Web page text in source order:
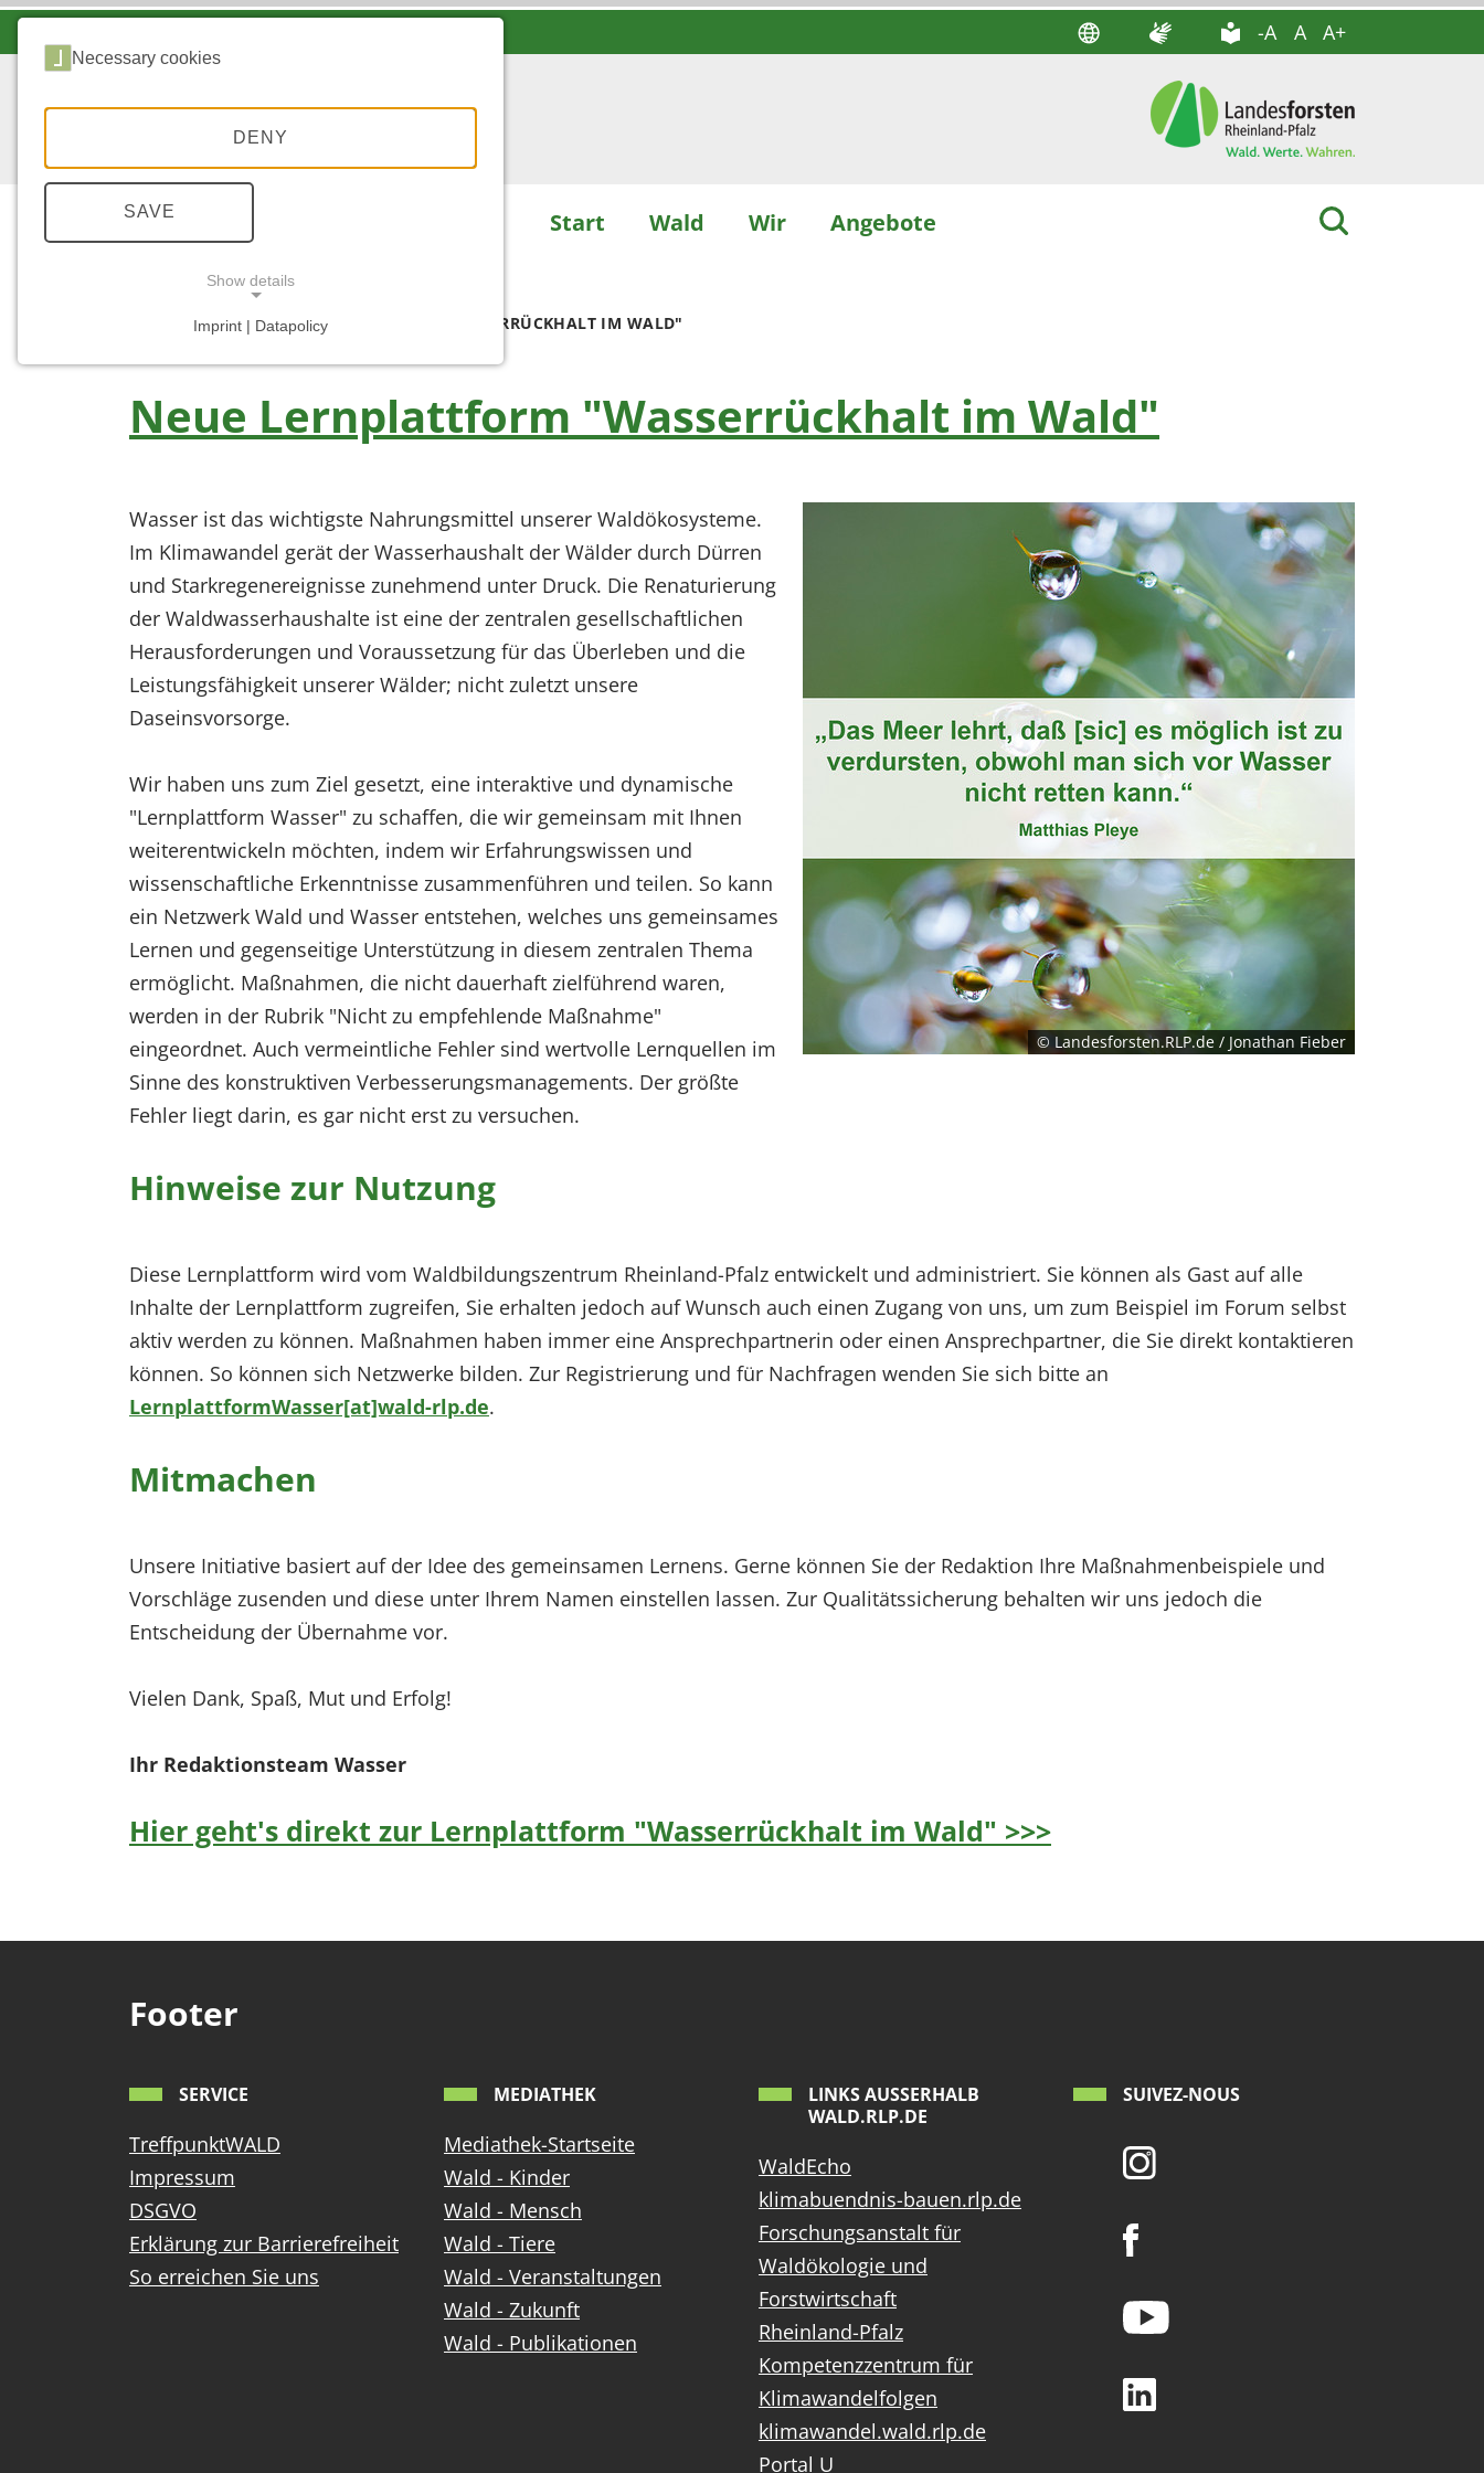
-A A A+
Start Wald Wir Angebote
STARTSEITE ... LERNPLATTFORM "WASSERRÜCKHALT IM WALD"
Neue Lernplattform "Wasserrückhalt im Wald"
© Landesforsten.RLP.de / Jonathan Fieber
Wasser ist das wichtigste Nahrungsmittel unserer Waldökosysteme.
Im Klimawandel gerät der Wasserhaushalt der Wälder durch Dürren
und Starkregenereignisse zunehmend unter Druck. Die Renaturierung
der Waldwasserhaushalte ist eine der zentralen gesellschaftlichen
Herausforderungen und Voraussetzung für das Überleben und die
Leistungsfähigkeit unserer Wälder; nicht zuletzt unsere
Daseinsvorsorge.
Wir haben uns zum Ziel gesetzt, eine interaktive und dynamische
"Lernplattform Wasser" zu schaffen, die wir gemeinsam mit Ihnen
weiterentwickeln möchten, indem wir Erfahrungswissen und
wissenschaftliche Erkenntnisse zusammenführen und teilen. So kann
ein Netzwerk Wald und Wasser entstehen, welches uns gemeinsames
Lernen und gegenseitige Unterstützung in diesem zentralen Thema
ermöglicht. Maßnahmen, die nicht dauerhaft zielführend waren,
werden in der Rubrik "Nicht zu empfehlende Maßnahme"
eingeordnet. Auch vermeintliche Fehler sind wertvolle Lernquellen im
Sinne des konstruktiven Verbesserungsmanagements. Der größte
Fehler liegt darin, es gar nicht erst zu versuchen.
Hinweise zur Nutzung
Diese Lernplattform wird vom Waldbildungszentrum Rheinland-Pfalz entwickelt und administriert. Sie können als Gast auf alle
Inhalte der Lernplattform zugreifen, Sie erhalten jedoch auf Wunsch auch einen Zugang von uns, um zum Beispiel im Forum selbst
aktiv werden zu können. Maßnahmen haben immer eine Ansprechpartnerin oder einen Ansprechpartner, die Sie direkt kontaktieren
können. So können sich Netzwerke bilden. Zur Registrierung und für Nachfragen wenden Sie sich bitte an
LernplattformWasser[at]wald-rlp.de.
Mitmachen
Unsere Initiative basiert auf der Idee des gemeinsamen Lernens. Gerne können Sie der Redaktion Ihre Maßnahmenbeispiele und
Vorschläge zusenden und diese unter Ihrem Namen einstellen lassen. Zur Qualitätssicherung behalten wir uns jedoch die
Entscheidung der Übernahme vor.
Vielen Dank, Spaß, Mut und Erfolg!
Ihr Redaktionsteam Wasser
Hier geht's direkt zur Lernplattform "Wasserrückhalt im Wald" >>>
Footer
SERVICE
TreffpunktWALD
Impressum
DSGVO
Erklärung zur Barrierefreiheit
So erreichen Sie uns
MEDIATHEK
Mediathek-Startseite
Wald - Kinder
Wald - Mensch
Wald - Tiere
Wald - Veranstaltungen
Wald - Zukunft
Wald - Publikationen
LINKS AUSSERHALB W
ALD.RLP.DE
WaldEcho
klimabuendnis-bauen.rlp.de
Forschungsanstalt für
Waldökologie und
Forstwirtschaft
Rheinland-Pfalz
Kompetenzzentrum für
Klimawandelfolgen
klimawandel.wald.rlp.de
Portal U
SUIVEZ-NOUS
Necessary cookies
DENY
SAVE
Show details
Imprint | Datapolicy